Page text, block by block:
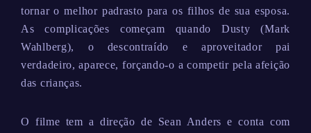
tornar o melhor padrasto para os filhos de sua esposa.
As complicações começam quando Dusty (Mark
Wahlberg), o descontraído e aproveitador pai
verdadeiro, aparece, forçando-o a competir pela afeição
das crianças.
O filme tem a direção de Sean Anders e conta com